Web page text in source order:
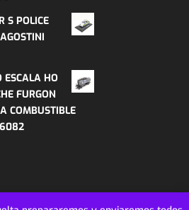
actual
es:
S POLICE
ESCALA HO
FURGON
COMBUSTIBLE